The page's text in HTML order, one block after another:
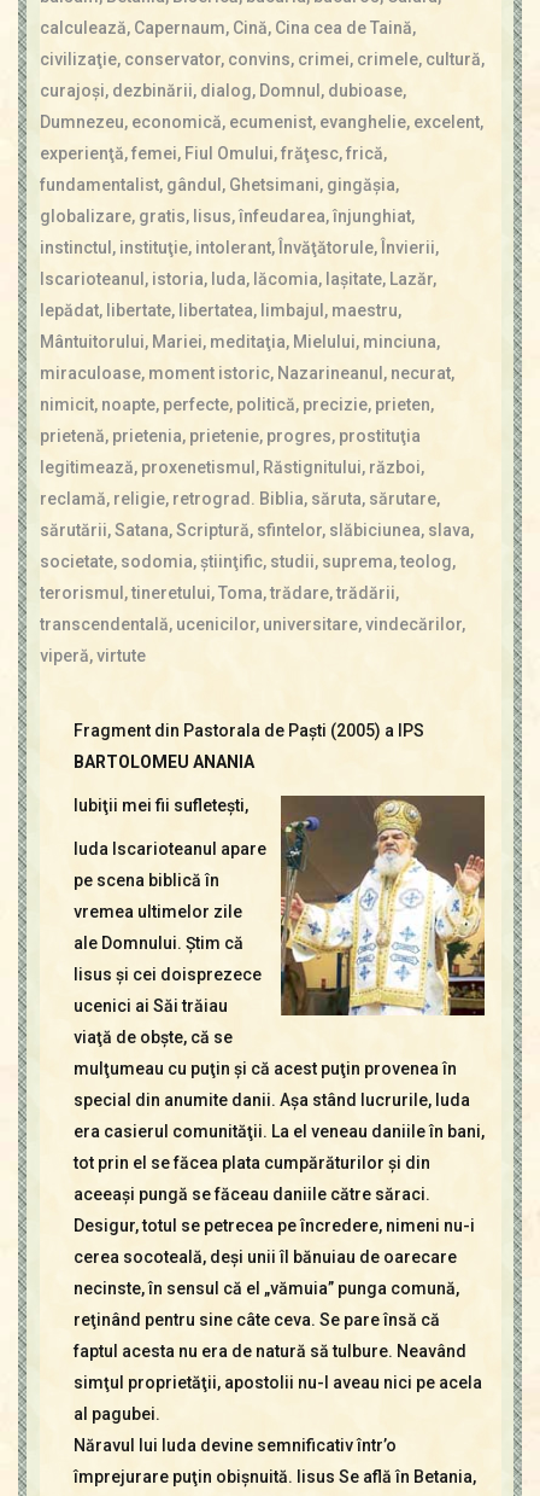
Icoane
Mărgăritare
Calendar
Contact
calculează, Capernaum, Cină, Cina cea de Taină,
civilizaţie, conservator, convins, crimei, crimele, cultură,
curajoşi, dezbinării, dialog, Domnul, dubioase,
Dumnezeu, economică, ecumenist, evanghelie, excelent,
experienţă,femei, Fiul Omului,frăţesc,frică,
fundamentalist, gândul, Ghetsimani, gingăşia,
globalizare, gratis, Iisus,înfeudarea,înjunghiat,
instinctul, instituţie, intolerant,Învăţătorule,Învierii,
Iscarioteanul, istoria, Iuda, lăcomia, laşitate, Lazăr,
lepădat, libertate, libertatea, limbajul, maestru,
Mântuitorului, Mariei, meditaţia, Mielului, minciuna,
miraculoase, moment istoric, Nazarineanul, necurat,
nimicit, noapte, perfecte, politică, precizie, prieten,
prietenă, prietenia, prietenie, progres, prostituţia
legitimează, proxenetismul, Răstignitului, război,
reclamă, religie, retrograd. Biblia, săruta, sărutare,
sărutării,Satana,Scriptură, sfintelor, slăbiciunea, slava,
societate, sodomia,ştiinţific, studii, suprema,teolog,
terorismul,tineretului,Toma,trădare,trădării,
transcendentală, ucenicilor, universitare,vindecărilor,
viperă,virtute
Fragment din Pastorala de Paşti (2005) a IPS
BARTOLOMEU ANANIA
Iubiţii mei fii sufleteşti,
Iuda Iscarioteanul apare
pe scena biblică în
vremea ultimelor zile
ale Domnului. Ştim că
Iisus şi cei doisprezece
ucenici ai Săi trăiau
viaţă de obşte, că se
mulţumeau cu puţin şi că acest puţin provenea în
special din anumite danii. Aşa stând lucrurile, Iuda
era casierul comunităţii. La el veneau daniile în bani,
tot prin el se făcea plata cumpărăturilor şi din
aceeaşi pungă se făceau daniile către săraci.
Desigur, totul se petrecea pe încredere, nimeni nu-i
cerea socoteală, deşi unii îl bănuiau de oarecare
necinste, în sensul că el „vămuia” punga comună,
reţinând pentru sine câte ceva. Se pare însă că
faptul acesta nu era de natură să tulbure. Neavând
simţul proprietăţii, apostolii nu-l aveau nici pe acela
al pagubei.
Năravul lui Iuda devine semnificativ într’o
împrejurare puţin obişnuită. Iisus Se află în Betania,